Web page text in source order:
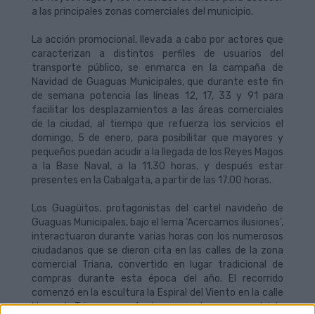
a las principales zonas comerciales del municipio.
La acción promocional, llevada a cabo por actores que
caracterizan a distintos perfiles de usuarios del
transporte público, se enmarca en la campaña de
Navidad de Guaguas Municipales, que durante este fin
de semana potencia las líneas 12, 17, 33 y 91 para
facilitar los desplazamientos a las áreas comerciales
de la ciudad, al tiempo que refuerza los servicios el
domingo, 5 de enero, para posibilitar que mayores y
pequeños puedan acudir a la llegada de los Reyes Magos
a la Base Naval, a la 11.30 horas, y después estar
presentes en la Cabalgata, a partir de las 17.00 horas.
Los Guagüitos, protagonistas del cartel navideño de
Guaguas Municipales, bajo el lema ‘Acercamos ilusiones’,
interactuaron durante varias horas con los numerosos
ciudadanos que se dieron cita en las calles de la zona
comercial Triana, convertido en lugar tradicional de
compras durante esta época del año. El recorrido
comenzó en la escultura la Espiral del Viento en la calle
Mayor de Triana y sus vías transversales para concluir la